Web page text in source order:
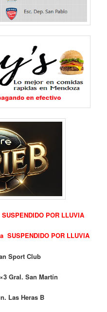
POR LLUVIA
SUSPENDIDO POR LLUVIA
Sport Club
Gral. San Martín
Las Heras B